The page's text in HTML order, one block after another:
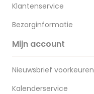
Klantenservice
Bezorginformatie
Mijn account
Nieuwsbrief voorkeuren
Kalenderservice